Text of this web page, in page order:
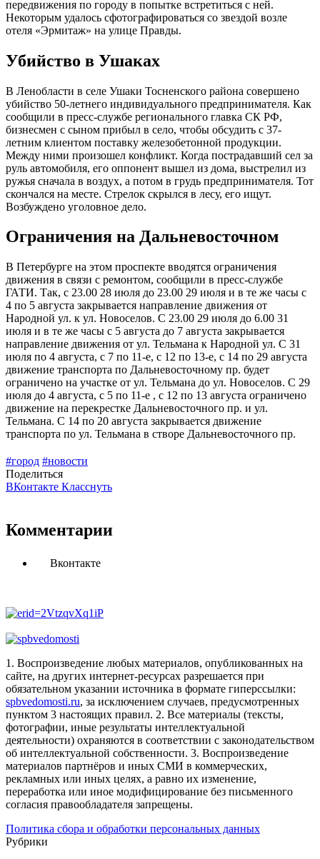
передвижения по городу в попытке встретиться с ней.
Некоторым удалось сфотографироваться со звездой возле
отеля «Эрмитаж» на улице Правды.
Убийство в Ушаках
В Ленобласти в селе Ушаки Тосненского района совершено
убийство 50-летнего индивидуального предпринимателя. Как
сообщили в пресс-службе регионального главка СК РФ,
бизнесмен с сыном прибыл в село, чтобы обсудить с 37-
летним клиентом поставку железобетонной продукции.
Между ними произошел конфликт. Когда пострадавший сел за
руль автомобиля, его оппонент вышел из дома, выстрелил из
ружья сначала в воздух, а потом в грудь предпринимателя. Тот
скончался на месте. Стрелок скрылся в лесу, его ищут.
Возбуждено уголовное дело.
Ограничения на Дальневосточном
В Петербурге на этом проспекте вводятся ограничения
движения в связи с ремонтом, сообщили в пресс-службе
ГАТИ. Так, с 23.00 28 июля до 23.00 29 июля и в те же часы с
4 по 5 августа закрывается направление движения от
Народной ул. к ул. Новоселов. С 23.00 29 июля до 6.00 31
июля и в те же часы с 5 августа до 7 августа закрывается
направление движения от ул. Тельмана к Народной ул. С 31
июля по 4 августа, с 7 по 11-е, с 12 по 13-е, с 14 по 29 августа
движение транспорта по Дальневосточному пр. будет
ограничено на участке от ул. Тельмана до ул. Новоселов. С 29
июля до 4 августа, с 5 по 11-е , с 12 по 13 августа ограничено
движение на перекрестке Дальневосточного пр. и ул.
Тельмана. С 14 по 20 августа закрывается движение
транспорта по ул. Тельмана в створе Дальневосточного пр.
#город #новости
Поделиться
ВКонтакте Класснуть
Комментарии
Вконтакте
1. Воспроизведение любых материалов, опубликованных на
сайте, на других интернет-ресурсах разрешается при
обязательном указании источника в формате гиперссылки:
spbvedomosti.ru, за исключением случаев, предусмотренных
пунктом 3 настоящих правил. 2. Все материалы (тексты,
фотографии, иные результаты интеллектуальной
деятельности) охраняются в соответствии с законодательством
об интеллектуальной собственности. 3. Воспроизведение
материалов партнёров и иных СМИ в коммерческих,
рекламных или иных целях, а равно их изменение,
переработка или иное модифицирование без письменного
согласия правообладателя запрещены.
Политика сбора и обработки персональных данных
Рубрики